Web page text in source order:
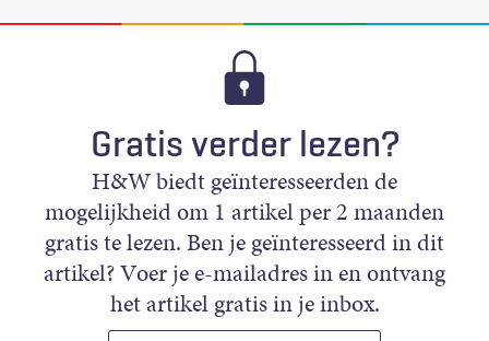
Gratis verder lezen?
H&W biedt geïnteresseerden de
mogelijkheid om 1 artikel per 2 maanden
gratis te lezen. Ben je geïnteresseerd in dit
artikel? Voer je e-mailadres in en ontvang
het artikel gratis in je inbox.